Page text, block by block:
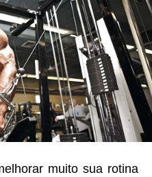
muito sua rotina